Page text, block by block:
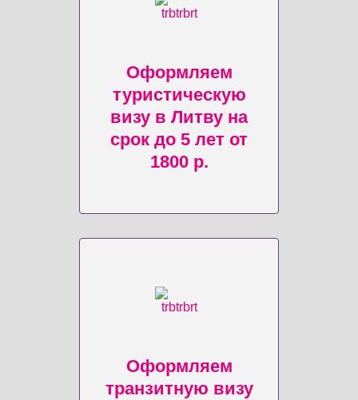
Оформляем
туристическую
визу в Литву на
срок до 5 лет от
1800 р.
Оформляем
транзитную визу